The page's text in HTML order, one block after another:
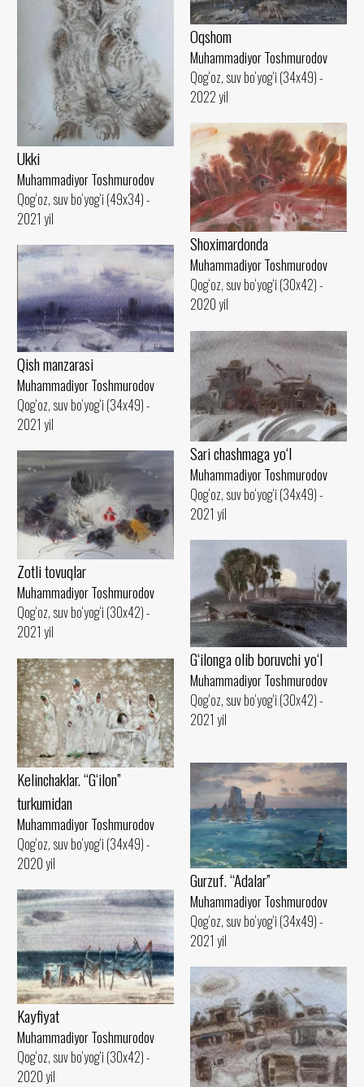
Oqshom
Muhammadiyor Toshmurodov
Qog‘oz, suv bo‘yog‘i (34x49) -
2022 yil
Ukki
Muhammadiyor Toshmurodov
Qog‘oz, suv bo‘yog‘i (49x34) -
2021 yil
Shoximardonda
Muhammadiyor Toshmurodov
Qog‘oz, suv bo‘yog‘i (30x42) -
2020 yil
Qish manzarasi
Muhammadiyor Toshmurodov
Qog‘oz, suv bo‘yog‘i (34x49) -
2021 yil
Sari chashmaga yo‘l
Muhammadiyor Toshmurodov
Qog‘oz, suv bo‘yog‘i (34x49) -
2021 yil
Zotli tovuqlar
Muhammadiyor Toshmurodov
Qog‘oz, suv bo‘yog‘i (30x42) -
2021 yil
G‘ilonga olib boruvchi yo‘l
Muhammadiyor Toshmurodov
Qog‘oz, suv bo‘yog‘i (30x42) -
2021 yil
Kelinchaklar. “G‘ilon”
turkumidan
Muhammadiyor Toshmurodov
Qog‘oz, suv bo‘yog‘i (34x49) -
2020 yil
Gurzuf. “Adalar”
Muhammadiyor Toshmurodov
Qog‘oz, suv bo‘yog‘i (34x49) -
2021 yil
Kayfiyat
Muhammadiyor Toshmurodov
Qog‘oz, suv bo‘yog‘i (30x42) -
2020 yil